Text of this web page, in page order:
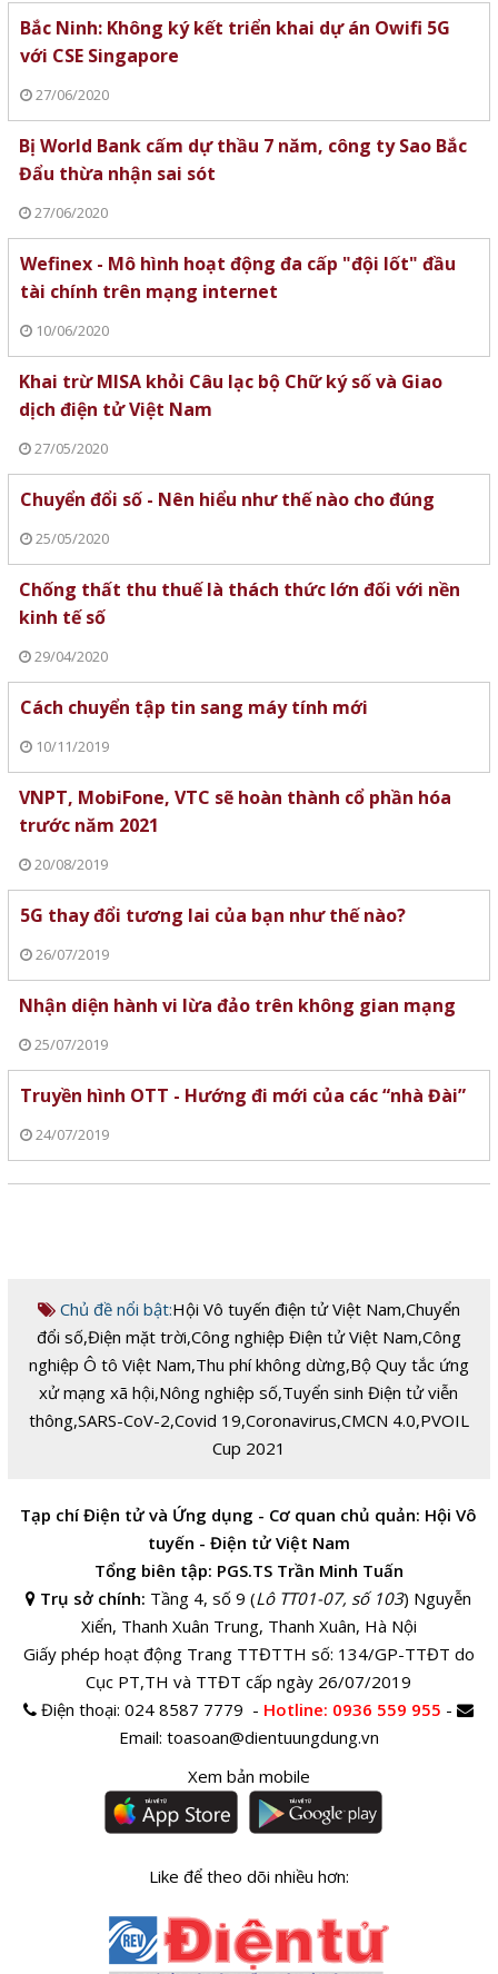
Bắc Ninh: Không ký kết triển khai dự án Owifi 5G
với CSE Singapore
27/06/2020
Bị World Bank cấm dự thầu 7 năm, công ty Sao Bắc
Đẩu thừa nhận sai sót
27/06/2020
Wefinex - Mô hình hoạt động đa cấp "đội lốt" đầu
tài chính trên mạng internet
10/06/2020
Khai trừ MISA khỏi Câu lạc bộ Chữ ký số và Giao
dịch điện tử Việt Nam
27/05/2020
Chuyển đổi số - Nên hiểu như thế nào cho đúng
25/05/2020
Chống thất thu thuế là thách thức lớn đối với nền
kinh tế số
29/04/2020
Cách chuyển tập tin sang máy tính mới
10/11/2019
VNPT, MobiFone, VTC sẽ hoàn thành cổ phần hóa
trước năm 2021
20/08/2019
5G thay đổi tương lai của bạn như thế nào?
26/07/2019
Nhận diện hành vi lừa đảo trên không gian mạng
25/07/2019
Truyền hình OTT - Hướng đi mới của các “nhà Đài”
24/07/2019
Chủ đề nổi bật:Hội Vô tuyến điện tử Việt Nam,Chuyển
đổi số,Điện mặt trời,Công nghiệp Điện tử Việt Nam,Công
nghiệp Ô tô Việt Nam,Thu phí không dừng,Bộ Quy tắc ứng
xử mạng xã hội,Nông nghiệp số,Tuyển sinh Điện tử viễn
thông,SARS-CoV-2,Covid 19,Coronavirus,CMCN 4.0,PVOIL
Cup 2021
Tạp chí Điện tử và Ứng dụng - Cơ quan chủ quản: Hội Vô
tuyến - Điện tử Việt Nam
Tổng biên tập: PGS.TS Trần Minh Tuấn
Trụ sở chính: Tầng 4, số 9 (Lô TT01-07, số 103) Nguyễn
Xiển, Thanh Xuân Trung, Thanh Xuân, Hà Nội
Giấy phép hoạt động Trang TTĐTTH số: 134/GP-TTĐT do
Cục PT,TH và TTĐT cấp ngày 26/07/2019
Điện thoại:024 8587 7779 - Hotline: 0936 559 955 -
Email: toasoan@dientuungdung.vn
Xem bản mobile
Like để theo dõi nhiều hơn: